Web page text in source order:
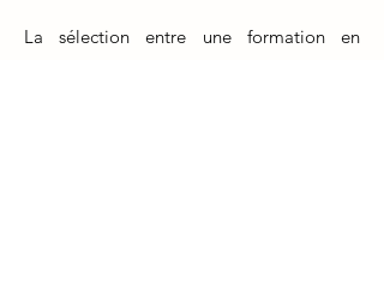
La sélection entre une formation en